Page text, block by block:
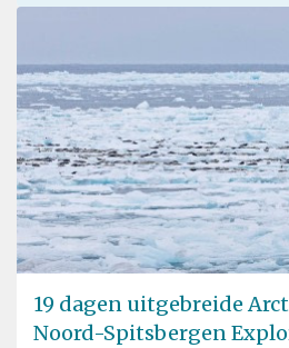
19 dagen uitgebreide
Noord-Spitsbergen